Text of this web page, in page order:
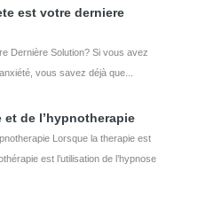
est votre derniere
Dernière Solution? Si vous avez
vous savez déjà que...
et de l’hypnotherapie
Lorsque la therapie est
est l’utilisation de l’hypnose